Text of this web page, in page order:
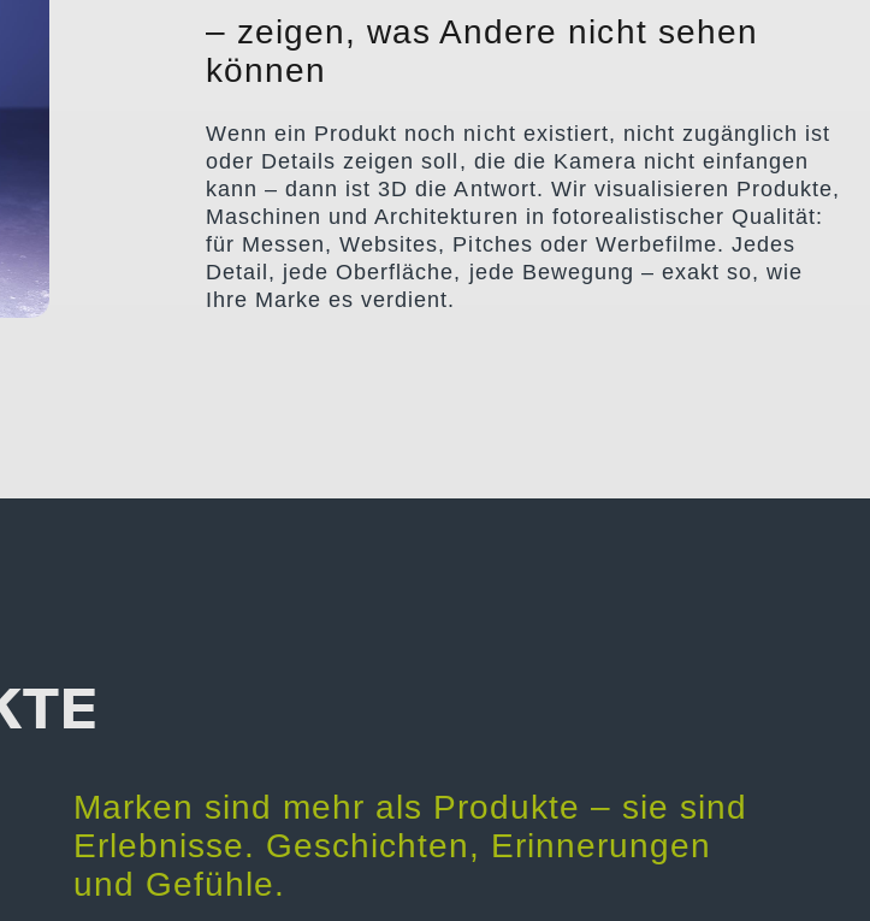
– zeigen, was Andere nicht sehen
können
Wenn ein Produkt noch nicht existiert, nicht zugänglich ist
oder Details zeigen soll, die die Kamera nicht einfangen
kann – dann ist 3D die Antwort. Wir visualisieren Produkte,
Maschinen und Architekturen in fotorealistischer Qualität:
für Messen, Websites, Pitches oder Werbefilme. Jedes
Detail, jede Oberfläche, jede Bewegung – exakt so, wie
Ihre Marke es verdient.
Marken sind mehr als Produkte – sie sind
Erlebnisse. Geschichten, Erinnerungen
und Gefühle.